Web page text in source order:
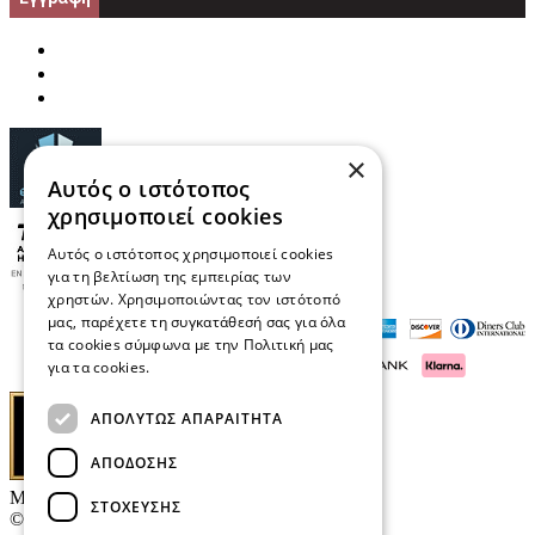
Μαρκάκης Οπτικά
© 2026
×
Αυτός ο ιστότοπος
χρησιμοποιεί cookies
Αυτός ο ιστότοπος χρησιμοποιεί cookies
για τη βελτίωση της εμπειρίας των
χρηστών. Χρησιμοποιώντας τον ιστότοπό
μας, παρέχετε τη συγκατάθεσή σας για όλα
τα cookies σύμφωνα με την Πολιτική μας
για τα cookies.
ΑΠΟΛΎΤΩΣ ΑΠΑΡΑΊΤΗΤΑ
ΑΠΌΔΟΣΗΣ
ΣΤΌΧΕΥΣΗΣ